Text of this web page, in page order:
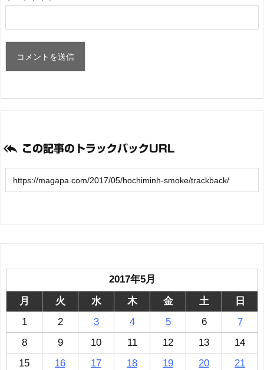
 この記事のトラックバックURL
2017年5月
月
火 水 木 金 土
日
1
2 3 4 5 6
7
8
9 10 11 12 13
14
15
16 17 18 19 20
21